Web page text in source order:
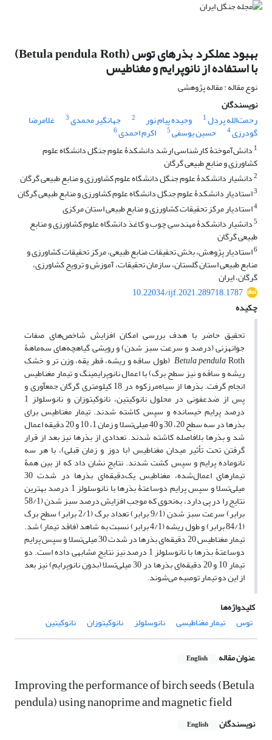
بهبود عملکرد بذرهای توس (Betula pendula Roth)
با استفاده از نانوپرایم و مغناطیس
نوع مقاله : مقاله پژوهشی
نویسندگان
رحمت‌الله پردل1 وحیده پیام نور 2 جهانگیر محمدی3 غلامرضا
گودرزی4 حسین یوسفی5 اکرم احمدی6
1 دانش‌آموختۀ کارشناسی ارشد دانشکدۀ علوم جنگل دانشگاه علوم
کشاورزی و منابع طبیعی گرگان
2دانشیار دانشکدۀ علوم جنگل دانشگاه علوم کشاورزی و منابع طبیعی گرگان
3استادیار دانشکدۀ علوم جنگل دانشگاه علوم کشاورزی و منابع طبیعی گرگان
4استادیار مرکز تحقیقات کشاورزی و منابع طبیعی استان مرکزی
5دانشیار دانشکدۀ مهندسی چوب و کاغذ دانشگاه علوم کشاورزی و منابع
طبیعی گرگان
6استادیار پژوهش، بخش تحقیقات منابع طبیعی، مرکز تحقیقات کشاورزی و
منابع طبیعی استان گلستان، سازمان تحقیقات، آموزش و ترویج کشاورزی،
گرگان، ایران
10.22034/ijf.2021.289718.1787
چکیده
تحقیق حاضر با هدف بررسی امکان افزایش شاخص‌های صفات
جوانه‎زنی (درصد و سرعت سبز شدن) و رویشی گیاهچه‌های سه‌ماهۀ
Betula pendula Roth (طول ساقه و ریشه، قطر یقه، وزن ‌تر و خشک
ریشه و ساقه و نیز سطح برگ) با اعمال نانوپرایمینگ و تیمار مغناطیس
انجام گرفت. بذرها از سیاه‌مرزکوه در 18 کیلومتری گرگان جمع‎آوری و
پس از ضدعفونی در محلول نانو‌کیتین، نانوکیتوزان و نانوسلولز 1
درصد پرایم خیسانده و سپس کاشته شدند. تیمار مغناطیس برای
بذرها در سه سطح 20، 30 و 40 میلی‌تسلا و زمان 1، 10 و 20 دقیقه اعمال
شد و بذرها بلافاصله کاشته شدند. تعدادی از بذرها نیز بعد از قرار
گرفتن تحت تأثیر میدان مغناطیس (با دوز و زمان قبلی)‌، با هر سه
نانوماده پرایم و سپس کشت شدند. نتایج نشان داد که از بین همۀ
تیمارهای اعمال‌شده، مغناطیس یک‌دقیقه‌ای بذرها در شدت 30
میلی‌تسلا و سپس پرایم دوساعتۀ بذرها با نانوسلولز 1 درصد بهترین
نتایج را در پی دارد، به‌نحوی که موجب افزایش درصد سبز شدن (58/1
برابر) سرعت سبز شدن (9/1 برابر) تعداد برگ (2/1 برابر) سطح برگ
(84/1 برابر) و طول ریشه (4/1 برابر) نسبت به شاهد (فاقد تیمار) شد.
تیمار مغناطیس 20 دقیقه‌ای بذرها در شدت 30 میلی‌تسلا و سپس پرایم
دوساعتۀ بذرها با نانوسلولز 1 درصد نیز نتایج مشابهی داده است‌. دو
تیمار 10 و 20 دقیقه‌ای بذرها در 30 میلی‌تسلا (بدون نانوپرایم) نیز بعد
از این دو تیمار توصیه می‌شوند.
کلیدواژه‌ها
توس
تیمار مغناطیسی نانوسلولز نانوکیتوزان نانوکیتین
عنوان مقاله English
Improving the performance of birch seeds (Betula
pendula) using nanoprime and magnetic field
نویسندگان English